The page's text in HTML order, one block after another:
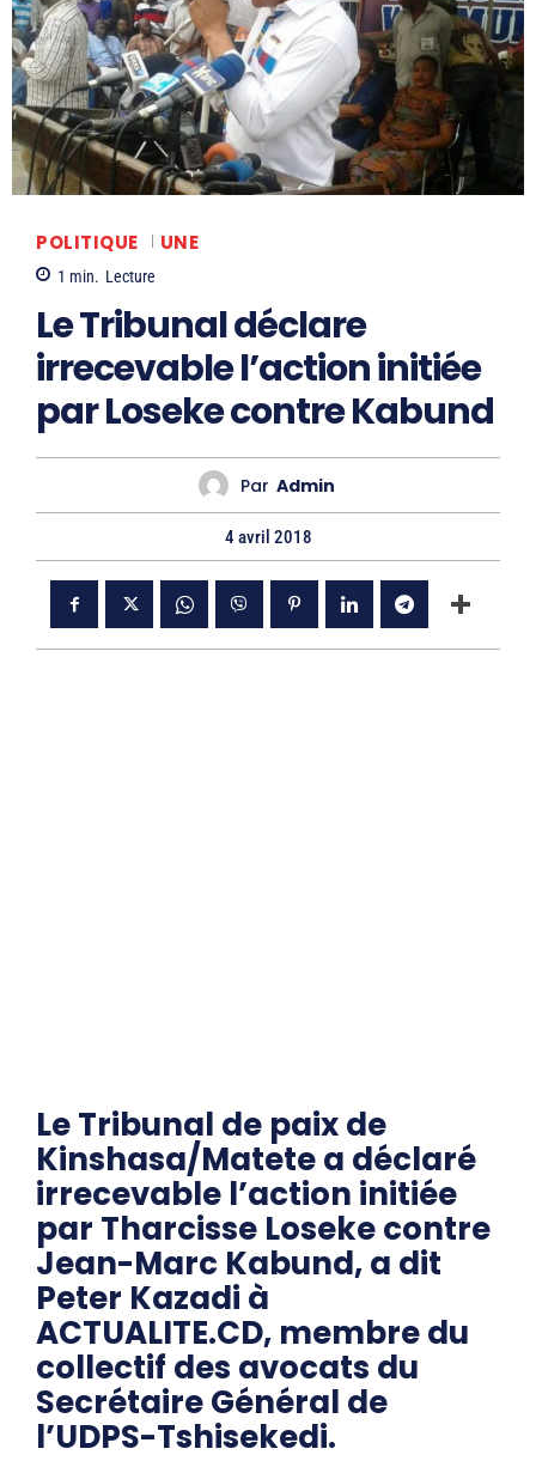
POLITIQUE UNE
1 min. Lecture
Le Tribunal déclare
irrecevable l’action initiée
par Loseke contre Kabund
Par Admin
4 avril 2018
Le Tribunal de paix de
Kinshasa/Matete a déclaré
irrecevable l’action initiée
par Tharcisse Loseke contre
Jean-Marc Kabund, a dit
Peter Kazadi à
ACTUALITE.CD, membre du
collectif des avocats du
Secrétaire Général de
l’UDPS-Tshisekedi.